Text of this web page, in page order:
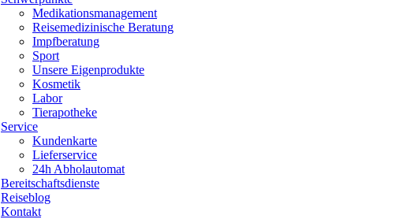
Medikationsmanagement
Reisemedizinische Beratung
Impfberatung
Sport
Unsere Eigenprodukte
Kosmetik
Labor
Tierapotheke
Service
Kundenkarte
Lieferservice
24h Abholautomat
Bereitschaftsdienste
Reiseblog
Kontakt